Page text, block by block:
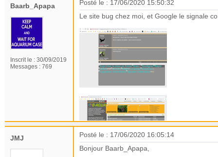
Baarb_Apapa
Inscrit le : 30/09/2019
Messages : 769
Posté le : 17/06/2020 15:50:32
Le site bug chez moi, et Google le signale
JMJ
Posté le : 17/06/2020 16:05:14
Bonjour Baarb_Apapa,